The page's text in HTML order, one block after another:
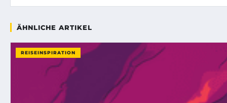
ÄHNLICHE ARTIKEL
REISEINSPIRATION